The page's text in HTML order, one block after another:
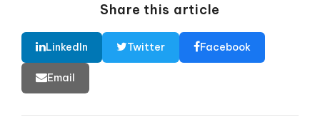
Share this article
LinkedIn Twitter Facebook
Email